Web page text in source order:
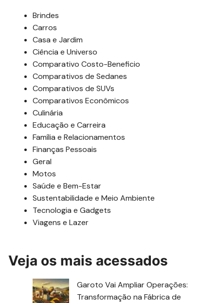
Brindes
Carros
Casa e Jardim
Ciência e Universo
Comparativo Costo-Beneficio
Comparativos de Sedanes
Comparativos de SUVs
Comparativos Econômicos
Culinária
Educação e Carreira
Família e Relacionamentos
Finanças Pessoais
Geral
Motos
Saúde e Bem-Estar
Sustentabilidade e Meio Ambiente
Tecnologia e Gadgets
Viagens e Lazer
Veja os mais acessados
Garoto Vai Ampliar Operações:
Transformação na Fábrica de